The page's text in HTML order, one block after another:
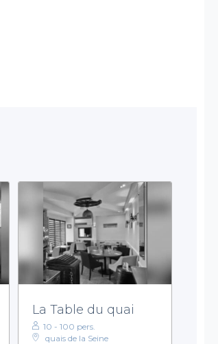
La Table du quai
10 - 100 pers.
quais de la Seine